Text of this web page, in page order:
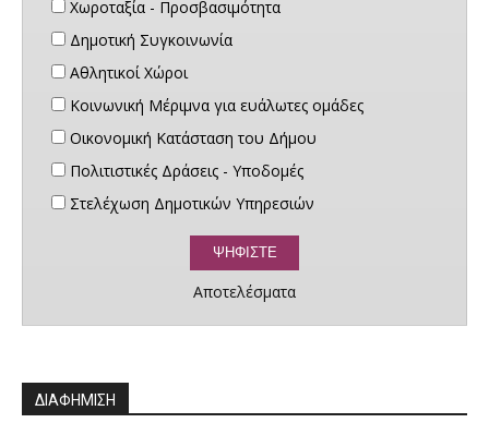
Χωροταξία - Προσβασιμότητα
Δημοτική Συγκοινωνία
Αθλητικοί Χώροι
Κοινωνική Μέριμνα για ευάλωτες ομάδες
Οικονομική Κατάσταση του Δήμου
Πολιτιστικές Δράσεις - Υποδομές
Στελέχωση Δημοτικών Υπηρεσιών
Αποτελέσματα
ΔΙΑΦΗΜΙΣΗ